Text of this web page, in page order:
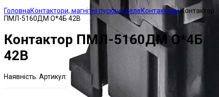
ГоловнаКонтактори, магнітні пускачі, релеКонтакториКонтактор
ПМЛ-5160ДМ О*4Б 42В
Контактор ПМЛ-5160ДМ О*4Б
42В
Наявнiсть: На складі
Артикул:
ЭТАЛ0170239;